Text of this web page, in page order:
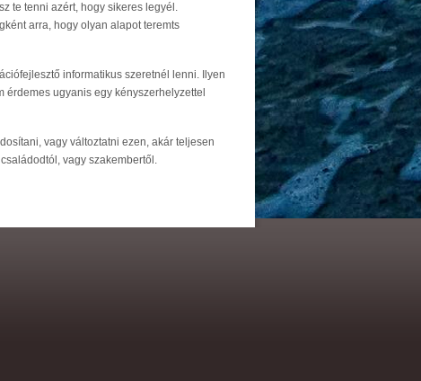
te tenni azért, hogy sikeres legyél.
arra, hogy olyan alapot teremts
informatikus szeretnél lenni. Ilyen
ugyanis egy kényszerhelyzettel
vagy változtatni ezen, akár teljesen
vagy szakembertől.